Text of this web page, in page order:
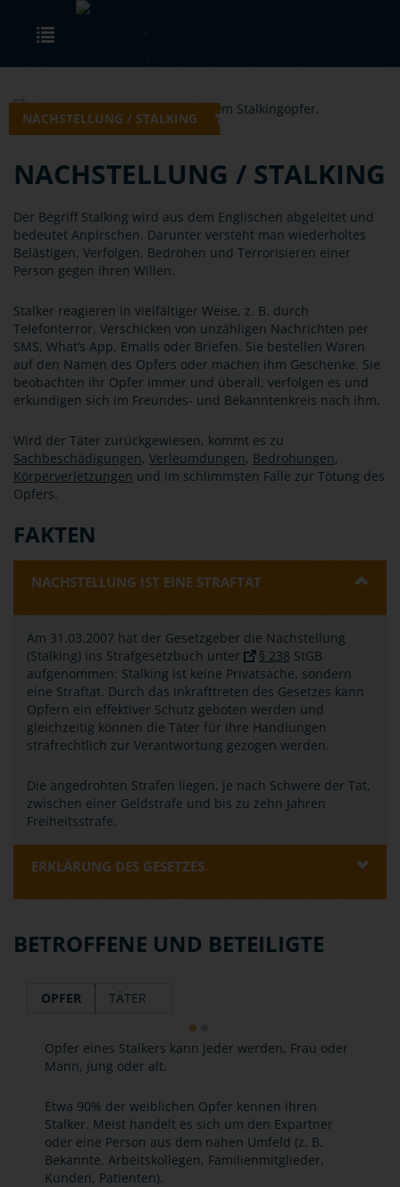
Skip to main content
NACHSTELLUNG / STALKING
NACHSTELLUNG / STALKING
Der Begriff Stalking wird aus dem Englischen abgeleitet und
bedeutet Anpirschen. Darunter versteht man wiederholtes
Belästigen, Verfolgen, Bedrohen und Terrorisieren einer
Person gegen ihren Willen.
Stalker reagieren in vielfältiger Weise, z. B. durch
Telefonterror, Verschicken von unzähligen Nachrichten per
SMS, What‘s App, Emails oder Briefen. Sie bestellen Waren
auf den Namen des Opfers oder machen ihm Geschenke. Sie
beobachten ihr Opfer immer und überall, verfolgen es und
erkundigen sich im Freundes- und Bekanntenkreis nach ihm.
Wird der Täter zurückgewiesen, kommt es zu
Sachbeschädigungen, Verleumdungen, Bedrohungen,
Körperverletzungen und im schlimmsten Falle zur Tötung des
Opfers.
FAKTEN
NACHSTELLUNG IST EINE STRAFTAT
Am 31.03.2007 hat der Gesetzgeber die Nachstellung
(Stalking) ins Strafgesetzbuch unter
§ 238 StGB
aufgenommen: Stalking ist keine Privatsache, sondern
eine Straftat. Durch das Inkrafttreten des Gesetzes kann
Opfern ein effektiver Schutz geboten werden und
gleichzeitig können die Täter für ihre Handlungen
strafrechtlich zur Verantwortung gezogen werden.
Die angedrohten Strafen liegen, je nach Schwere der Tat,
zwischen einer Geldstrafe und bis zu zehn Jahren
Freiheitsstrafe.
ERKLÄRUNG DES GESETZES
BETROFFENE UND BETEILIGTE
OPFER TÄTER
Opfer eines Stalkers kann jeder werden, Frau oder
Mann, jung oder alt.
Etwa 90% der weiblichen Opfer kennen ihren
Stalker. Meist handelt es sich um den Expartner
oder eine Person aus dem nahen Umfeld (z. B.
Bekannte, Arbeitskollegen, Familienmitglieder,
Kunden, Patienten).